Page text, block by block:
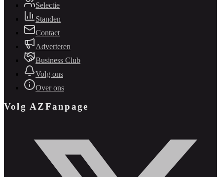
Selectie
Standen
Contact
Adverteren
Business Club
Volg ons
Over ons
Volg AZFanpage